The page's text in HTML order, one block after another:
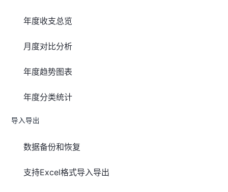
年度收支总览
月度对比分析
年度趋势图表
年度分类统计
导入导出
数据备份和恢复
支持Excel格式导入导出